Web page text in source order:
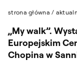
strona główna /
„My walk”.
Europejskim
Chopina w